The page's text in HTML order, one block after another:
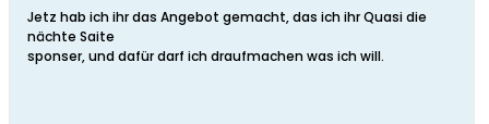
Jetz hab ich ihr das Angebot gemacht, das ich ihr Quasi die
nächte Saite
sponser, und dafür darf ich draufmachen was ich will.